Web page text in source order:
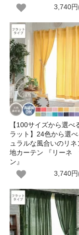
3,740円
【100サイズから選べ
ラット】24色から選
ュラルな風合いのリネ
地カーテン 『リーネ
ン』
3,740円